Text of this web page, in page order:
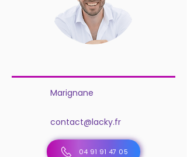
Marignane
contact@lacky.fr
04 91 91 47 05